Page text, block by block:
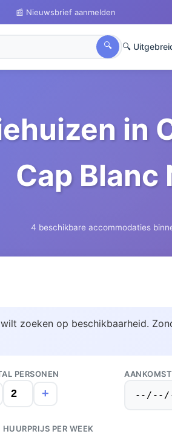
📰 Nieuwsbrief aanmelden
🔍 🔍
in
Cap Blanc
4 beschikbare accommodaties
zoeken op beschikbaarheid.
PERSONEN
+
AANKOMST
PER WEEK